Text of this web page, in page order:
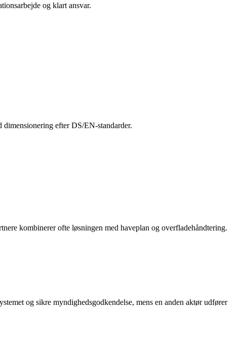
og klart ansvar.
efter DS/EN‑standarder.
kombinerer ofte løsningen med haveplan og overfladehåndtering.
og sikre myndighedsgodkendelse, mens en anden aktør udfører